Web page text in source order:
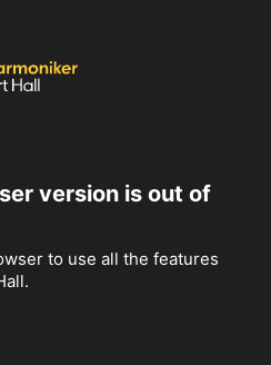
version is out of
to use all the features